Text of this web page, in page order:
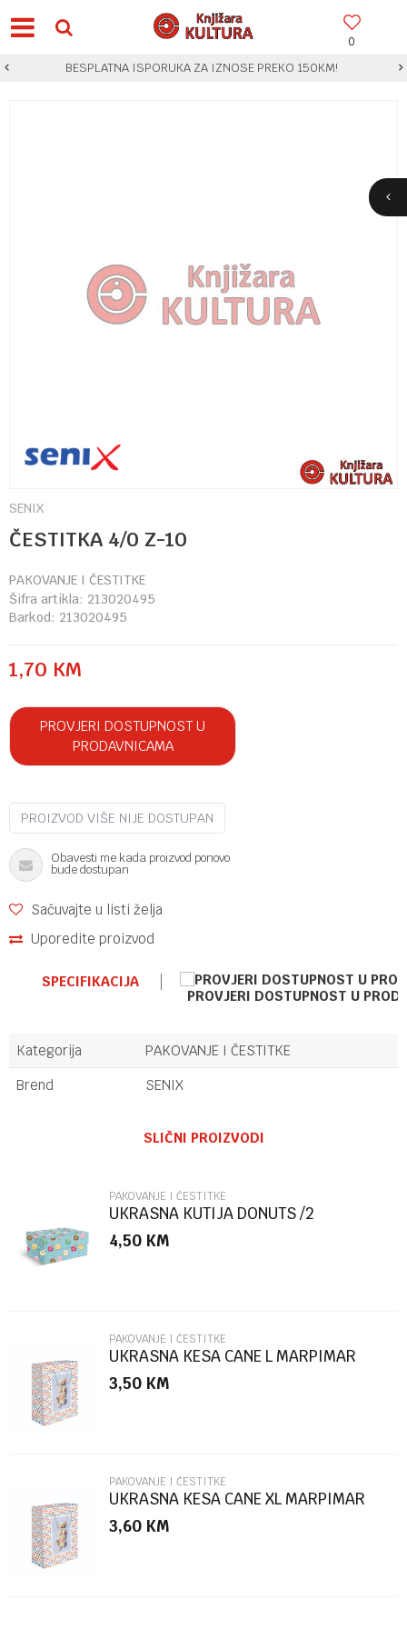
0
BESPLATNA ISPORUKA ZA IZNOSE PREKO 150KM!
SENIX
ČESTITKA 4/0 Z-10
PAKOVANJE I ČESTITKE
Šifra artikla: 213020495
Barkod: 213020495
1,70 KM
PROVJERI DOSTUPNOST U
PRODAVNICAMA
PROIZVOD VIŠE NIJE DOSTUPAN
Obavesti me kada proizvod ponovo
bude dostupan
Sačuvajte u listi želja
Uporedite proizvod
SPECIFIKACIJA
PROVJERI DOSTUPNOST U
Kategorija
PAKOVANJE I ČESTITKE
Brend
SENIX
Poruka
POŠALJI
SLIČNI PROIZVODI
PAKOVANJE I ČESTITKE
UKRASNA KUTIJA DONUTS /2
MARPIMAR
4,50 KM
PAKOVANJE I ČESTITKE
UKRASNA KESA CANE L MARPIMAR
3,50 KM
PAKOVANJE I ČESTITKE
UKRASNA KESA CANE XL MARPIMAR
3,60 KM